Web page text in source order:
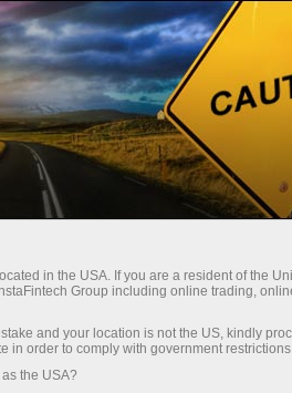
Forex Analytics
InstaForex TV
calendar
on March 28: Any
tariff game? (sp)
in the USA. If you are a resident of the
Group including online trading,
and your location is not the US, kindly
in order to comply with government
the USA?